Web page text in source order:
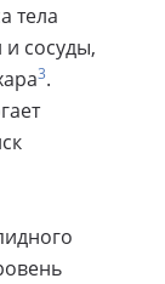
тела
сосуды,
3.